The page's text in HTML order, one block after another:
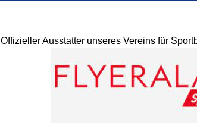
Offizieller Ausstatter unseres Vereins für